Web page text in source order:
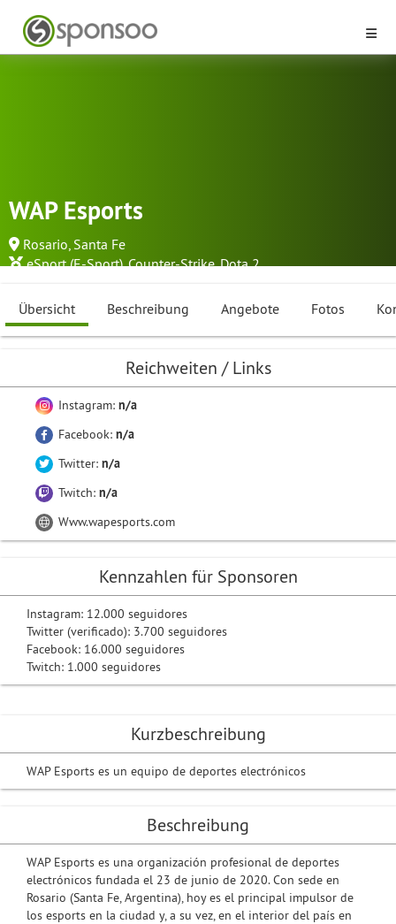
WAP Esports
Rosario, Santa Fe
eSport (E-Sport),Counter-Strike,Dota 2...
Übersicht Beschreibung Angebote Fotos
Kurzbeschreibung
WAP Esports es un equipo de deportes electrónicos
Beschreibung
WAP Esports es una organización profesional de deportes
electrónicos fundada el 23 de junio de 2020. Con sede en
Rosario (Santa Fe, Argentina), hoy es el principal impulsor de
los esports en la ciudad y, a su vez, en el interior del país en
Reichweiten / Links
Instagram: n/a
Facebook: n/a
Twitter: n/a
Twitch: n/a
Www.wapesports.com
Kennzahlen für Sponsoren
Instagram: 12.000 seguidores
Twitter (verificado): 3.700 seguidores
Facebook: 16.000 seguidores
Twitch: 1.000 seguidores